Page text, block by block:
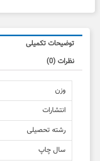
گاج
دوم
توضیحات تکمیلی
نظرات (0)
وزن
انتشارات
رشته تحصیلی
سال چاپ